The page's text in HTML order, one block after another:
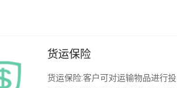
货运保险
货运保险:客户可对运输物品进行投